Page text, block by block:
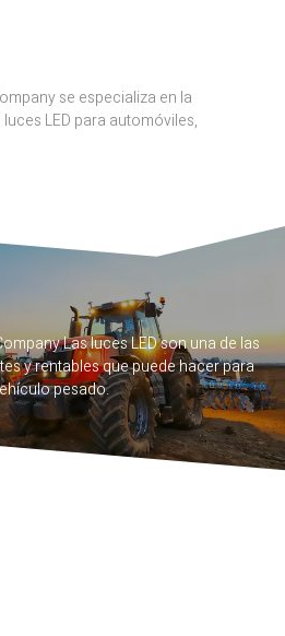
se especializa en la
LED para automóviles,
Las luces LED son una de las
y rentables que puede hacer para
pesado.